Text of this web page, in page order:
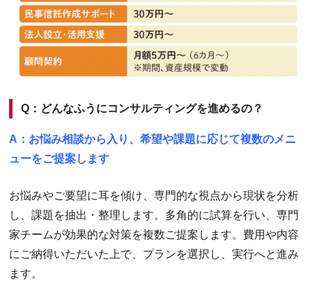
Q：どんなふうにコンサルティングを進めるの？
A：お悩み相談から入り、希望や課題に応じて複数のメニ
ューをご提案します
お悩みやご要望に耳を傾け、専門的な視点から現状を分析
し、課題を抽出・整理します。多角的に試算を行い、専門
家チームが効果的な対策を複数ご提案します。費用や内容
にご納得いただいた上で、プランを選択し、実行へと進み
ます。